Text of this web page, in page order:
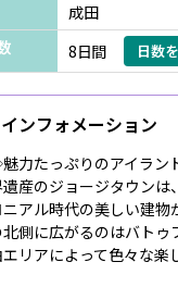
成田
8日間 日数
インフォメーション
力たっぷりのアイラ
産のジョージタウンは
アル時代の美しい建物
側に広がるのはバトゥ
リアによって色々な楽